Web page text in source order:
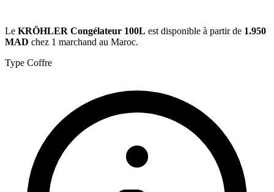
Le KRÖHLER Congélateur 100L est disponible à partir de 1.950
MAD chez 1 marchand au Maroc.
Type Coffre